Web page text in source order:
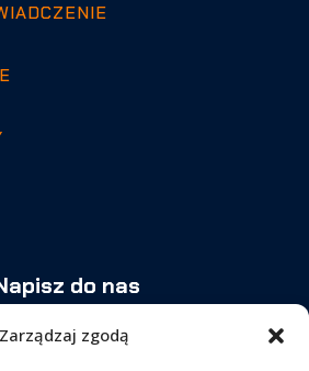
Zarządzaj zgodą
do nas